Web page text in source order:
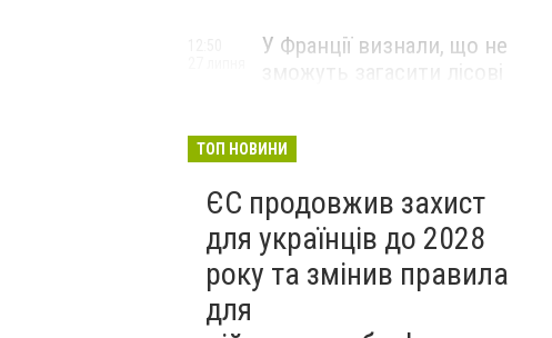
У Франції визнали, що не
ТОП НОВИНИ
ЄС продовжив захист
для українців до 2028
року та змінив правила
для